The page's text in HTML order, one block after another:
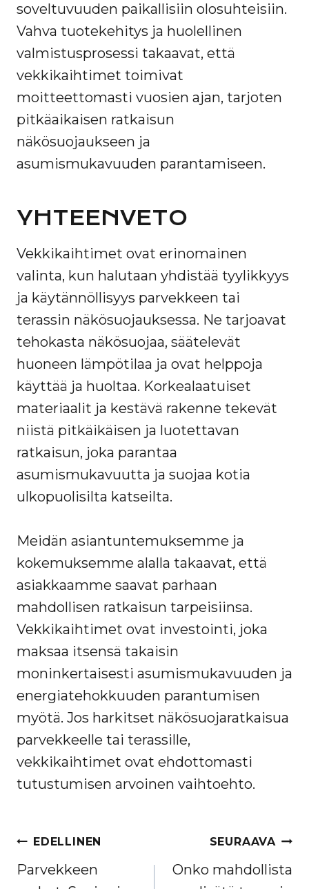
soveltuvuuden paikallisiin olosuhteisiin.
Vahva tuotekehitys ja huolellinen
valmistusprosessi takaavat, että
vekkikaihtimet toimivat
moitteettomasti vuosien ajan, tarjoten
pitkäaikaisen ratkaisun
näkösuojaukseen ja
asumismukavuuden parantamiseen.
YHTEENVETO
Vekkikaihtimet ovat erinomainen
valinta, kun halutaan yhdistää tyylikkyys
ja käytännöllisyys parvekkeen tai
terassin näkösuojauksessa. Ne tarjoavat
tehokasta näkösuojaa, säätelevät
huoneen lämpötilaa ja ovat helppoja
käyttää ja huoltaa. Korkealaatuiset
materiaalit ja kestävä rakenne tekevät
niistä pitkäikäisen ja luotettavan
ratkaisun, joka parantaa
asumismukavuutta ja suojaa kotia
ulkopuolisilta katseilta.
Meidän asiantuntemuksemme ja
kokemuksemme alalla takaavat, että
asiakkaamme saavat parhaan
mahdollisen ratkaisun tarpeisiinsa.
Vekkikaihtimet ovat investointi, joka
maksaa itsensä takaisin
moninkertaisesti asumismukavuuden ja
energiatehokkuuden parantumisen
myötä. Jos harkitset näkösuojaratkaisua
parvekkeelle tai terassille,
vekkikaihtimet ovat ehdottomasti
tutustumisen arvoinen vaihtoehto.
ARTIKKELIEN
SELAUS
EDELLINEN
Parvekkeen
SEURAAVA
Onko mahdollista